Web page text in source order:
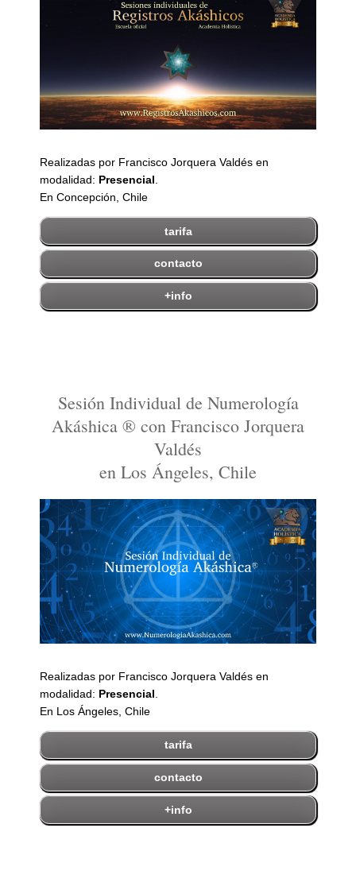
Realizadas por Francisco Jorquera Valdés en
modalidad: Presencial
En Concepción, Chile
tarifa
contacto
+info
Sesión Individual de Numerología
Akáshica ® con Francisco Jorquera
Valdés
en Los Ángeles, Chile
Realizadas por Francisco Jorquera Valdés en
modalidad: Presencial
En Los Ángeles, Chile
tarifa
contacto
+info